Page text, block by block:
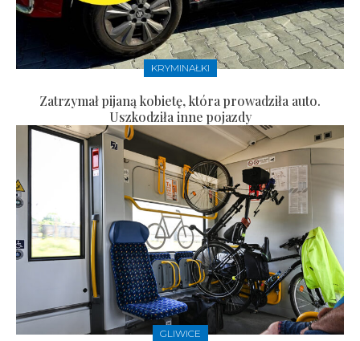
KRYMINAŁKI
Zatrzymał pijaną kobietę, która prowadziła auto.
Uszkodziła inne pojazdy
GLIWICE